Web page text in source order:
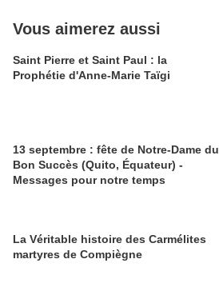
Vous aimerez aussi
Saint Pierre et Saint Paul : la
Prophétie d'Anne-Marie Taïgi
13 septembre : fête de Notre-Dame du
Bon Succès (Quito, Équateur) -
Messages pour notre temps
La Véritable histoire des Carmélites
martyres de Compiègne